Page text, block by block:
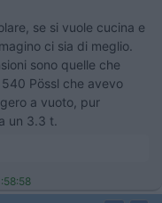
se si vuole cucina e
ci sia di meglio.
sono quelle che
Pössl che avevo
a vuoto, pur
un 3.3 t.